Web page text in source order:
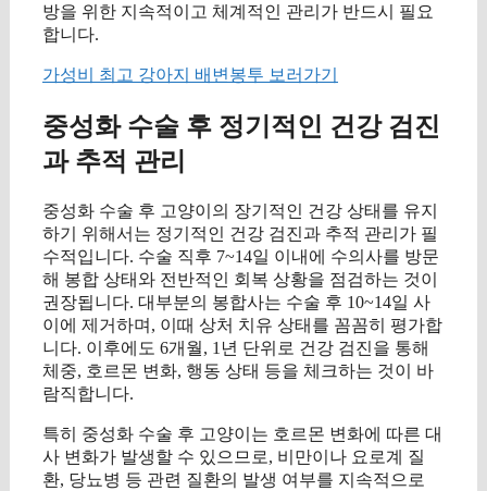
방을 위한 지속적이고 체계적인 관리가 반드시 필요
합니다.
가성비 최고 강아지 배변봉투 보러가기
중성화 수술 후 정기적인 건강 검진
과 추적 관리
중성화 수술 후 고양이의 장기적인 건강 상태를 유지
하기 위해서는 정기적인 건강 검진과 추적 관리가 필
수적입니다. 수술 직후 7~14일 이내에 수의사를 방문
해 봉합 상태와 전반적인 회복 상황을 점검하는 것이
권장됩니다. 대부분의 봉합사는 수술 후 10~14일 사
이에 제거하며, 이때 상처 치유 상태를 꼼꼼히 평가합
니다. 이후에도 6개월, 1년 단위로 건강 검진을 통해
체중, 호르몬 변화, 행동 상태 등을 체크하는 것이 바
람직합니다.
특히 중성화 수술 후 고양이는 호르몬 변화에 따른 대
사 변화가 발생할 수 있으므로, 비만이나 요로계 질
환, 당뇨병 등 관련 질환의 발생 여부를 지속적으로